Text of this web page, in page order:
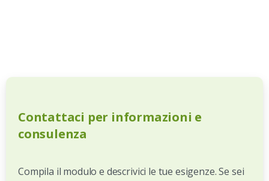
Contattaci per informazioni e
consulenza
Compila il modulo e descrivici le tue esigenze. Se sei